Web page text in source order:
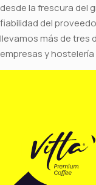
desde la frescura del
fiabilidad del
llevamos más de tres
empresas y